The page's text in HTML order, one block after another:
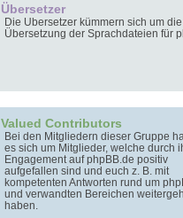
Übersetzer
Die Übersetzer kümmern sich um die
Übersetzung der Sprachdateien für
Valued Contributors
Bei den Mitgliedern dieser Gruppe
es sich um Mitglieder, welche durch
Engagement auf phpBB.de positiv
aufgefallen sind und euch z. B. mit
kompetenten Antworten rund um
und verwandten Bereichen
haben.